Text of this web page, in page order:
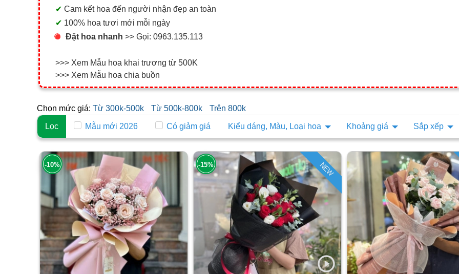
✔ Cam kết hoa đến người nhận đẹp an toàn
✔ 100% hoa tươi mới mỗi ngày
Đặt hoa nhanh >> Gọi: 0963.135.113
>>> Xem Mẫu hoa khai trương từ 500K
>>> Xem Mẫu hoa chia buồn
Chọn mức giá: Từ 300k-500k Từ 500k-800k Trên 800k
Lọc Mẫu mới 2026 Có giảm giá Kiểu dáng, Màu, Loại hoa Khoảng giá Sắp xếp
-10% NEW
-15%